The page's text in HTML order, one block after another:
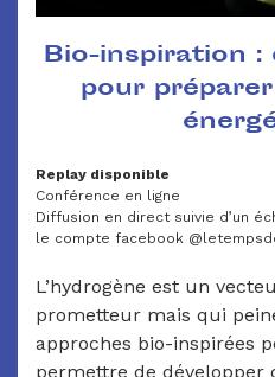
Bio-inspiration :
pour
Replay disponible
Conférence en ligne
Diffusion en direct suivie d’un
le compte facebook
L’hydrogène est un
prometteur mais qui
approches bio-inspirées
permettre de développer